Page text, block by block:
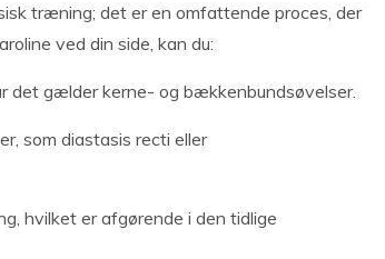
træning; det er en omfattende proces, der
ved din side, kan du:
det gælder kerne- og bækkenbundsøvelser.
som diastasis recti eller
hvilket er afgørende i den tidlige